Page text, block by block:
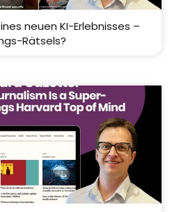
neuen KI-Erlebnisses –
Rätsels?